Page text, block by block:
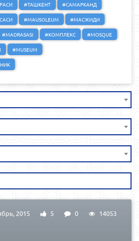
#ТАШКЕНТ
#САМАРКАНД
#MAUSOLEUM
#МАСЖИДИ
#MADRASASI #КОМПЛЕКС
#MOSQUE
#MUSEUM
2015 5 0 14053